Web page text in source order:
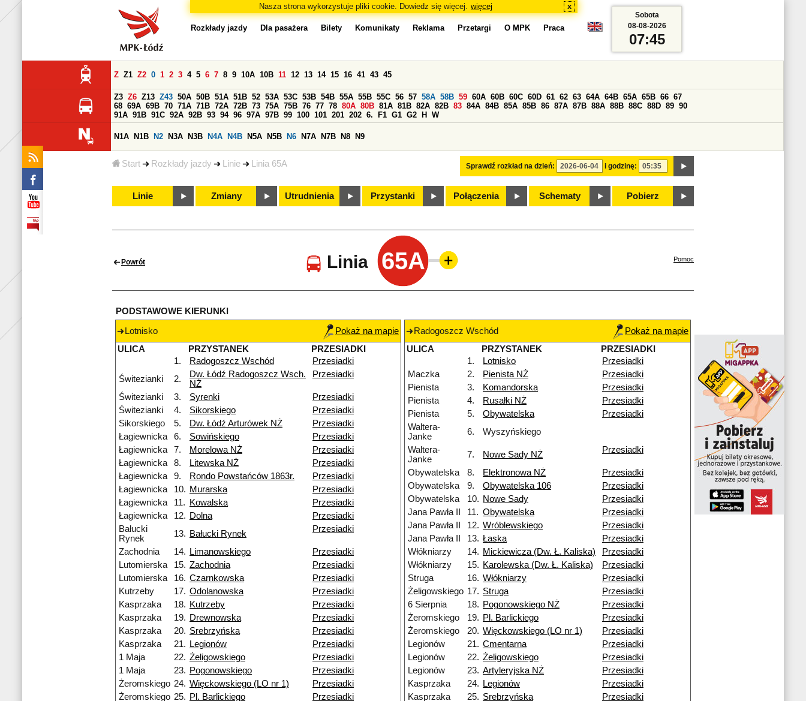
Nasza strona wykorzystuje pliki cookie. Dowiedz się więcej. więcej x
Start Rozkłady jazdy Linie Linia 65A
Rozkłady jazdy Dla pasażera Bilety Komunikaty Reklama Przetargi O MPK Praca
Sprawdź rozkład na dzień: i godzinę:
Z Z1 Z2 0 1 2 3 4 5 6 7 8 9 10A 10B 11 12 13 14 15 16 41 43 45
Z3 Z6 Z13 Z43 50A 50B 51A 51B 52 53A 53C 53B 54B 55A 55B 55C 56 57 58A 58B 59 60A 60B 60C 60D 61 62 63 64A 64B 65A 65B 66 67
68 69A 69B 70 71A 71B 72A 72B 73 75A 75B 76 77 78 80A 80B 81A 81B 82A 82B 83 84A 84B 85A 85B 86 87A 87B 88A 88B 88C 88D 89 90
91A 91B 91C 92A 92B 93 94 96 97A 97B 99 100 101 201 202 6. F1 G1 G2 H W
N1A N1B N2 N3A N3B N4A N4B N5A N5B N6 N7A N7B N8 N9
Linie Zmiany Utrudnienia Przystanki Połączenia Schematy Pobierz
Sobota
08-08-2026
07:45
Powrót Linia 65A Pomoc
PODSTAWOWE KIERUNKI
Lotnisko
Pokaż na mapie
ULICA
PRZYSTANEK
PRZESIADKI
1.
Radogoszcz Wschód
Przesiadki
Świtezianki
2.
Dw. Łódź Radogoszcz Wsch.
NŻ
Przesiadki
Świtezianki 3. Syrenki
Przesiadki
Świtezianki
4. Sikorskiego
Przesiadki
Sikorskiego
5. Dw. Łódź Arturówek NŻ
Przesiadki
Łagiewnicka
6. Sowińskiego
Przesiadki
Łagiewnicka
7. Morelowa NŻ
Przesiadki
Łagiewnicka
8. Litewska NŻ
Przesiadki
Łagiewnicka
9. Rondo Powstańców 1863r.
Przesiadki
Łagiewnicka
10. Murarska
Przesiadki
Łagiewnicka
11. Kowalska
Przesiadki
Łagiewnicka
12. Dolna
Przesiadki
Bałucki
Rynek
13. Bałucki Rynek Przesiadki
Zachodnia 14. Limanowskiego
Przesiadki
Lutomierska
15. Zachodnia
Przesiadki
Lutomierska
16. Czarnkowska
Przesiadki
Kutrzeby
17. Odolanowska
Przesiadki
Kasprzaka
18. Kutrzeby
Przesiadki
Kasprzaka
19. Drewnowska
Przesiadki
Kasprzaka
20. Srebrzyńska
Przesiadki
Kasprzaka
21. Legionów
Przesiadki
1 Maja
22. Żeligowskiego
Przesiadki
1 Maja
23. Pogonowskiego
Przesiadki
Żeromskiego 24. Więckowskiego (LO nr 1)
Przesiadki
Żeromskiego 25. Pl. Barlickiego
Przesiadki
Radogoszcz Wschód
Pokaż na mapie
ULICA
PRZYSTANEK
PRZESIADKI
1.
Lotnisko
Przesiadki
Maczka
2. Pienista NŻ
Przesiadki
Pienista
3. Komandorska
Przesiadki
Pienista
4. Rusałki NŻ
Przesiadki
Pienista
5. Obywatelska
Przesiadki
Waltera-
Janke
6.
Wyszyńskiego
Waltera-
Janke
7. Nowe Sady NŻ Przesiadki
Obywatelska 8. Elektronowa NŻ
Przesiadki
Obywatelska
9. Obywatelska 106
Przesiadki
Obywatelska
10. Nowe Sady
Przesiadki
Jana Pawła II
11. Obywatelska
Przesiadki
Jana Pawła II
12. Wróblewskiego
Przesiadki
Jana Pawła II
13. Łaska
Przesiadki
Włókniarzy
14. Mickiewicza (Dw. Ł. Kaliska)
Przesiadki
Włókniarzy
15. Karolewska (Dw. Ł. Kaliska)
Przesiadki
Struga
16. Włókniarzy
Przesiadki
Żeligowskiego 17. Struga
Przesiadki
6 Sierpnia
18. Pogonowskiego NŻ
Przesiadki
Żeromskiego
19. Pl. Barlickiego
Przesiadki
Żeromskiego
20. Więckowskiego (LO nr 1)
Przesiadki
Legionów
21. Cmentarna
Przesiadki
Legionów
22. Żeligowskiego
Przesiadki
Legionów
23. Artyleryjska NŻ
Przesiadki
Kasprzaka
24. Legionów
Przesiadki
Kasprzaka
25. Srebrzyńska
Przesiadki